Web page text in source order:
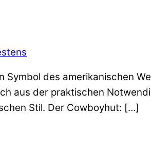
Symbol des amerikanischen
aus der praktischen
Stil. Der Cowboyhut: […]